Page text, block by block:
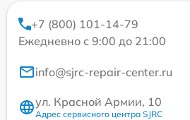
+7 (800) 101-14-79
Ежедневно с 9:00 до 21:00
info@sjrc-repair-center.ru
ул. Красной Армии, 10
Адрес сервисного центра SJRC